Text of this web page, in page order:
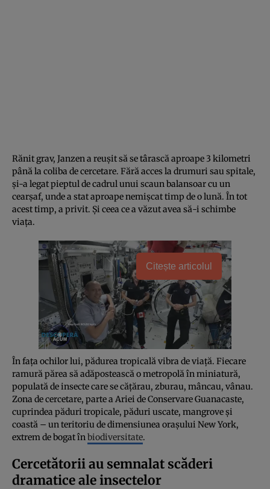
Rănit grav, Janzen a reușit să se târască aproape 3 kilometri
până la coliba de cercetare. Fără acces la drumuri sau spitale,
și-a legat pieptul de cadrul unui scaun balansoar cu un
cearșaf, unde a stat aproape nemișcat timp de o lună. În tot
acest timp, a privit. Și ceea ce a văzut avea să-i schimbe
viața.
Citește articolul
În fața ochilor lui, pădurea tropicală vibra de viață. Fiecare
ramură părea să adăpostească o metropolă în miniatură,
populată de insecte care se cățărau, zburau, mâncau, vânau.
Zona de cercetare, parte a Ariei de Conservare Guanacaste,
cuprindea păduri tropicale, păduri uscate, mangrove și
coastă – un teritoriu de dimensiunea orașului New York,
extrem de bogat înbiodiversitate.
Cercetătorii au semnalat scăderi
dramatice ale insectelor